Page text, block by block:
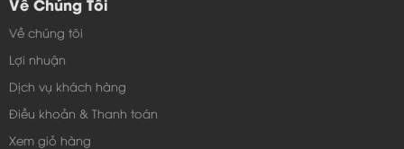
Về chúng tôi
Lợi nhuận
Dịch vụ khách hàng
Điều khoản & Thanh toán
Xem giỏ hàng